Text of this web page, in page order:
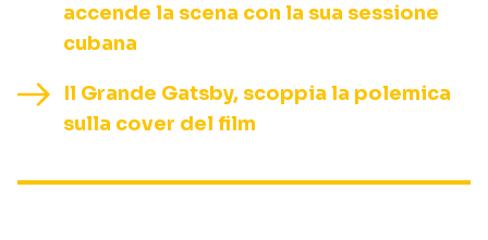
accende la scena con la sua sessione
cubana
Il Grande Gatsby, scoppia la polemica
sulla cover del film